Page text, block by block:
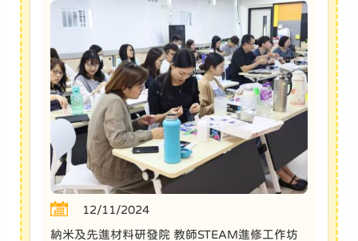
12/11/2024
納米及先進材料研發院 教師STEAM進修工作坊